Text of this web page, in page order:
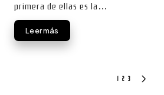
primera de ellas es la…
Leer más
2 3